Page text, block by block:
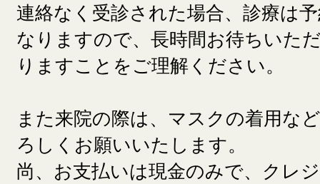
連絡なく受診された場合、診療は
なりますので、長時間お待ちいた
りますことをご理解ください。
また来院の際は、マスクの着用な
ろしくお願いいたします。
尚、お支払いは現金のみで、クレ